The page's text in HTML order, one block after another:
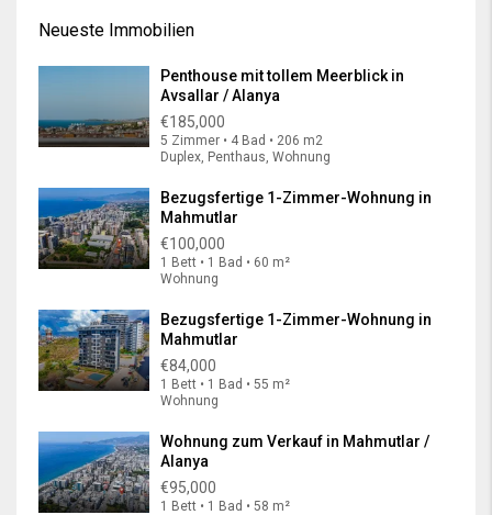
Neueste Immobilien
Penthouse mit tollem Meerblick in
Avsallar / Alanya
€185,000
5 Zimmer • 4 Bad • 206 m2
Duplex, Penthaus, Wohnung
Bezugsfertige 1-Zimmer-Wohnung in
Mahmutlar
€100,000
1 Bett • 1 Bad • 60 m²
Wohnung
Bezugsfertige 1-Zimmer-Wohnung in
Mahmutlar
€84,000
1 Bett • 1 Bad • 55 m²
Wohnung
Wohnung zum Verkauf in Mahmutlar /
Alanya
€95,000
1 Bett • 1 Bad • 58 m²